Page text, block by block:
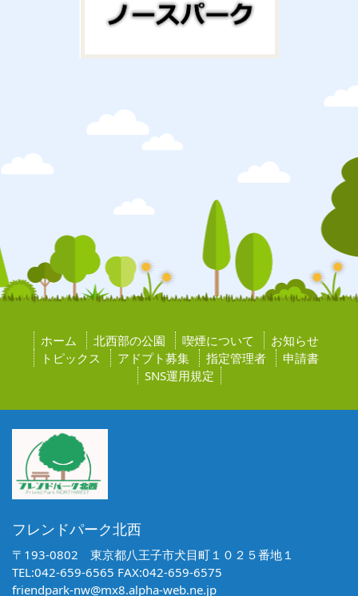
ホーム 北西部の公園 喫煙について
お知らせ
トピックス
アドプト募集 指定管理者
申請書
SNS運用規定
フレンドパーク北西
〒193-0802 東京都八王子市犬目町１０２５番地１
TEL:042-659-6565 FAX:042-659-6575
friendpark-nw@mx8.alpha-web.ne.jp